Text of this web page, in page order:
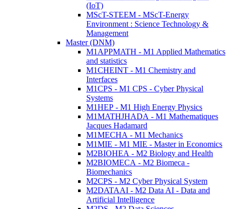
(IoT)
MScT-STEEM - MScT-Energy
Environment : Science Technology &
Management
Master (DNM)
M1APPMATH - M1 Applied Mathematics
and statistics
M1CHEINT - M1 Chemistry and
Interfaces
M1CPS - M1 CPS - Cyber Physical
Systems
M1HEP - M1 High Energy Physics
M1MATHJHADA - M1 Mathematiques
Jacques Hadamard
M1MECHA - M1 Mechanics
M1MIE - M1 MIE - Master in Economics
M2BIOHEA - M2 Biology and Health
M2BIOMECA - M2 Biomeca -
Biomechanics
M2CPS - M2 Cyber Physical System
M2DATAAI - M2 Data AI - Data and
Artificial Intelligence